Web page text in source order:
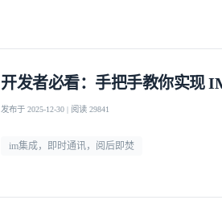
开发者必看：手把手教你实现
发布于 2025-12-30 | 阅读 29841
im集成，即时通讯，阅后即焚